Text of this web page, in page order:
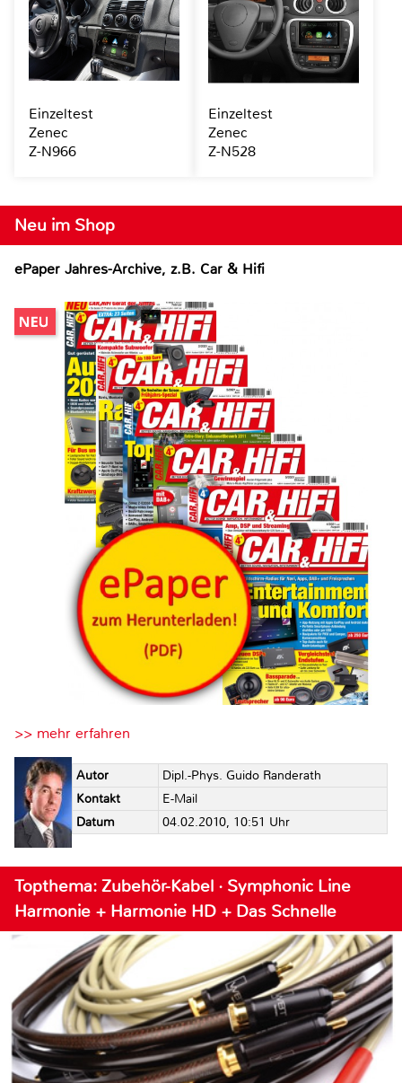
Neu im Shop
ePaper Jahres-Archive, z.B. Car & Hifi
>> mehr erfahren
Autor
Dipl.-Phys. Guido Randerath
Kontakt
E-Mail
Datum
04.02.2010, 10:51 Uhr
Topthema: Zubehör-Kabel · Symphonic Line
Harmonie + Harmonie HD + Das Schnelle
Einzeltest
Zenec
Z-N966
Einzeltest
Zenec
Z-N528